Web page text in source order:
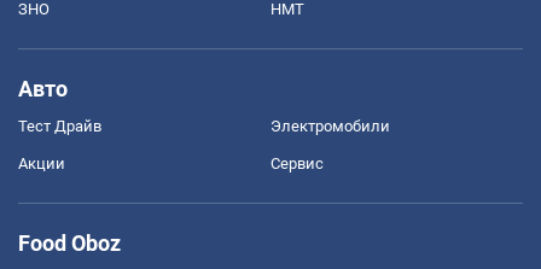
ЗНО НМТ
Авто
Тест Драйв Электромобили
Акции Сервис
Food Oboz